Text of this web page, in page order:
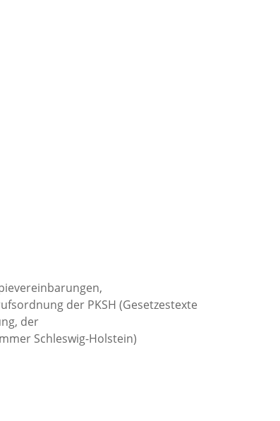
der PKSH (Gesetzestexte
der
Schleswig-Holstein)